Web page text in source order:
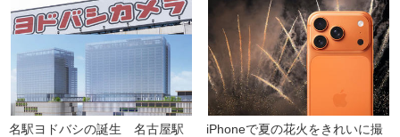
名駅ヨドバシの誕生　名古屋駅
iPhoneで夏の花火をきれいに撮